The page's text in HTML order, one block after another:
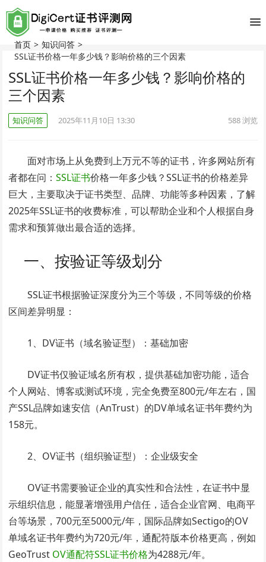
首页 > 知识问答 >
SSL证书价格一年多少钱？影响价格的三个因素
SSL证书价格一年多少钱？影响价格的
三个因素
知识问答 2025年11月10日 13:30 588浏览
面对市场上从免费到上万元不等的证书，许多网站所有
者都在问：SSL证书价格一年多少钱？SSL证书的价格差异
巨大，主要取决于证书类型、品牌、功能等多种因素，了解
2025年SSL证书的收费标准，可以帮助企业和个人根据自身
需求和预算做出最合适的选择。
一、按验证等级划分
SSL证书根据验证深度分为三个等级，不同等级的价格
区间差异明显：
1、DV证书（域名验证型）：基础加密
DV证书仅验证域名所有权，提供基础加密功能，适合
个人网站、博客或测试环境，完全免费至800元/年左右，国
产SSL品牌如速安信（AnTrust）的DV单域名证书年费约为
158元。
2、OV证书（组织验证型）：企业级安全
OV证书需要验证企业的真实性和合法性，在证书中显
示组织信息，能显著增强用户信任，适合企业官网、电商平
台等场景，700元至5000元/年，国际品牌如Sectigo的OV
单域名证书年费约为720元/年，通配符版本价格更高，例如
GeoTrust OV通配符SSL证书价格为4288元/年。